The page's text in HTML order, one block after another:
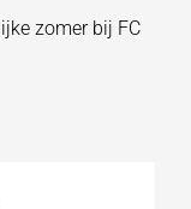
zomer bij FC